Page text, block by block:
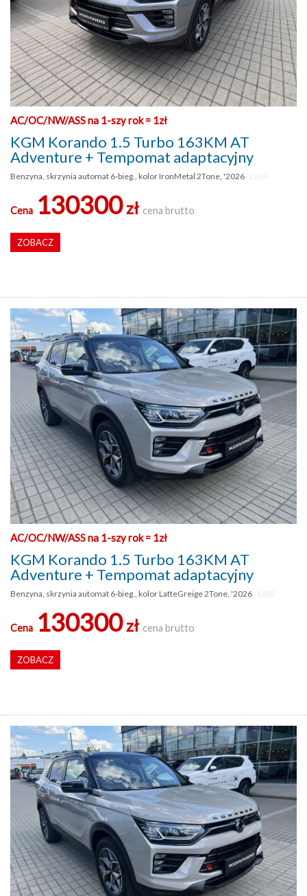
AC/OC/NW/ASS na 1-szy rok = 1zł
KGM Korando 1.5 Turbo 163KM AT
Adventure + Tempomat adaptacyjny
Benzyna, skrzynia automat 6-bieg., kolor IronMetal 2Tone, '2026
Cena 130300zł cena brutto
ZOBACZ
AC/OC/NW/ASS na 1-szy rok = 1zł
KGM Korando 1.5 Turbo 163KM AT
Adventure + Tempomat adaptacyjny
Benzyna, skrzynia automat 6-bieg., kolor LatteGreige 2Tone, '2026
Cena 130300zł cena brutto
ZOBACZ